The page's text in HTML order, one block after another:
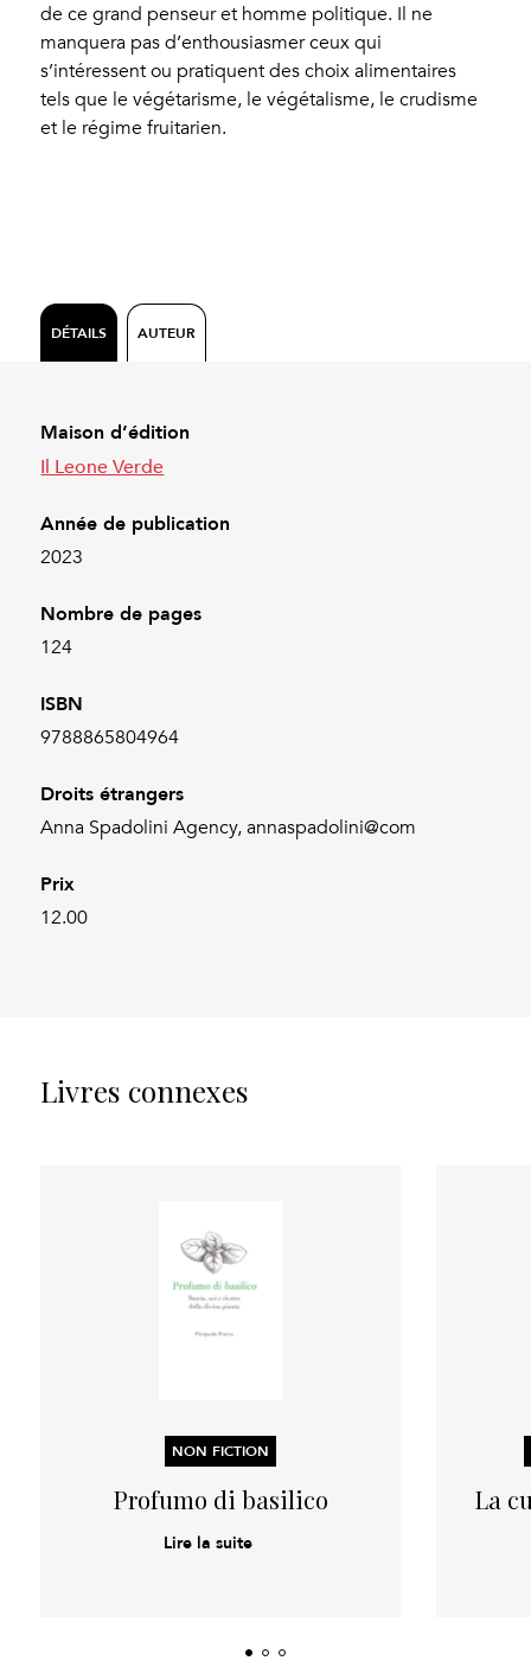
de ce grand penseur et homme politique. Il ne
manquera pas d’enthousiasmer ceux qui
s’intéressent ou pratiquent des choix alimentaires
tels que le végétarisme, le végétalisme, le crudisme
et le régime fruitarien.
DÉTAILS AUTEUR
Maison d’édition
Il Leone Verde
Année de publication
2023
Nombre de pages
124
ISBN
9788865804964
Droits étrangers
Anna Spadolini Agency, annaspadolini@com
Prix
12.00
Livres connexes
NON FICTION
Profumo di basilico
Lire la suite
La